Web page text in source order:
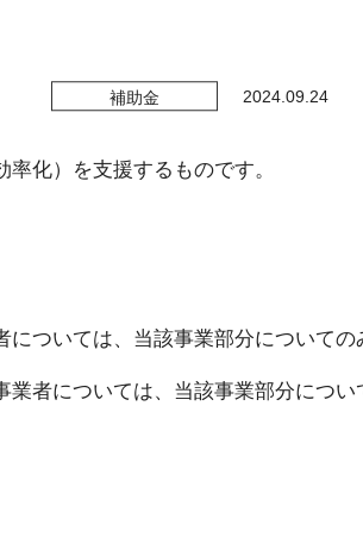
補助金 2024.09.24
化）を支援するものです。
いては、当該事業部分についての
については、当該事業部分につい